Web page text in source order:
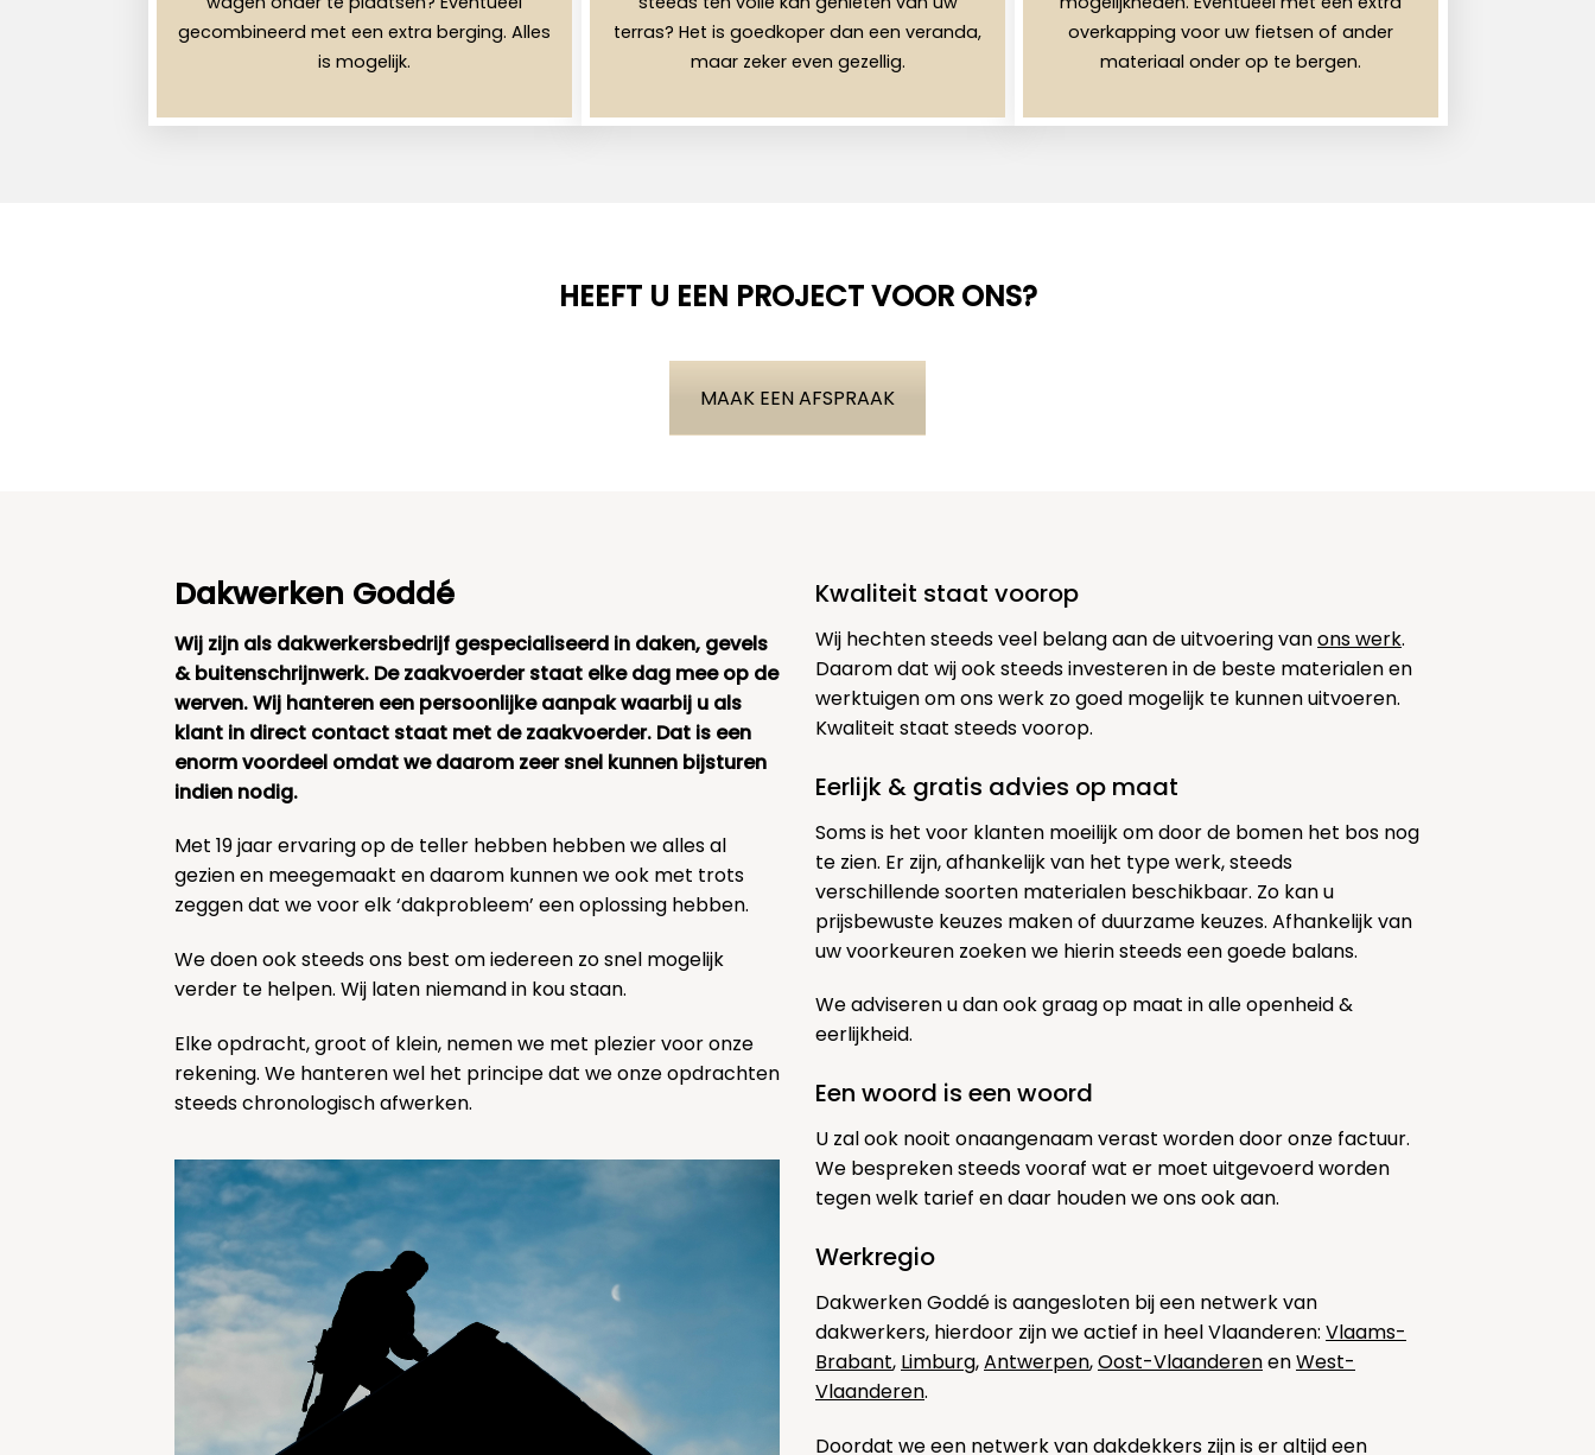
gecombineerd met een extra berging. Alles
is mogelijk.
terras? Het is goedkoper dan een veranda,
maar zeker even gezellig.
overkapping voor uw fietsen of ander
materiaal onder op te bergen.
HEEFT U EEN PROJECT VOOR ONS?
MAAK EEN AFSPRAAK
Dakwerken Goddé
Wij zijn als dakwerkersbedrijf gespecialiseerd in daken, gevels
& buitenschrijnwerk. De zaakvoerder staat elke dag mee op de
werven. Wij hanteren een persoonlijke aanpak waarbij u als
klant in direct contact staat met de zaakvoerder. Dat is een
enorm voordeel omdat we daarom zeer snel kunnen bijsturen
indien nodig.
Met 19 jaar ervaring op de teller hebben hebben we alles al
gezien en meegemaakt en daarom kunnen we ook met trots
zeggen dat we voor elk ‘dakprobleem’ een oplossing hebben.
We doen ook steeds ons best om iedereen zo snel mogelijk
verder te helpen. Wij laten niemand in kou staan.
Elke opdracht, groot of klein, nemen we met plezier voor onze
rekening. We hanteren wel het principe dat we onze opdrachten
steeds chronologisch afwerken.
Kwaliteit staat voorop
Wij hechten steeds veel belang aan de uitvoering vanons werk.
Daarom dat wij ook steeds investeren in de beste materialen en
werktuigen om ons werk zo goed mogelijk te kunnen uitvoeren.
Kwaliteit staat steeds voorop.
Eerlijk & gratis advies op maat
Soms is het voor klanten moeilijk om door de bomen het bos nog
te zien. Er zijn, afhankelijk van het type werk, steeds
verschillende soorten materialen beschikbaar. Zo kan u
prijsbewuste keuzes maken of duurzame keuzes. Afhankelijk van
uw voorkeuren zoeken we hierin steeds een goede balans.
We adviseren u dan ook graag op maat in alle openheid &
eerlijkheid.
Een woord is een woord
U zal ook nooit onaangenaam verast worden door onze factuur.
We bespreken steeds vooraf wat er moet uitgevoerd worden
tegen welk tarief en daar houden we ons ook aan.
Werkregio
Dakwerken Goddé is aangesloten bij een netwerk van
dakwerkers, hierdoor zijn we actief in heel Vlaanderen: Vlaams-
Brabant, Limburg,Antwerpen,Oost-VlaanderenenWest-
Vlaanderen.
Doordat we een netwerk van dakdekkers zijn is er altijd een